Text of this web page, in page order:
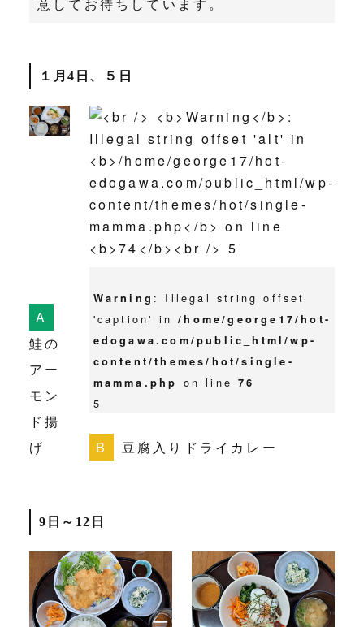
意してお待ちしています。
１月4日、５日
鮭の
アー
モン
ド揚
げ
Warning : Illegal string offset
'caption' in/home/george17/hot-
edogawa.com/public_html/wp-
content/themes/hot/single-
mamma.php
on line76
5
豆腐入りドライカレー
9日～12日